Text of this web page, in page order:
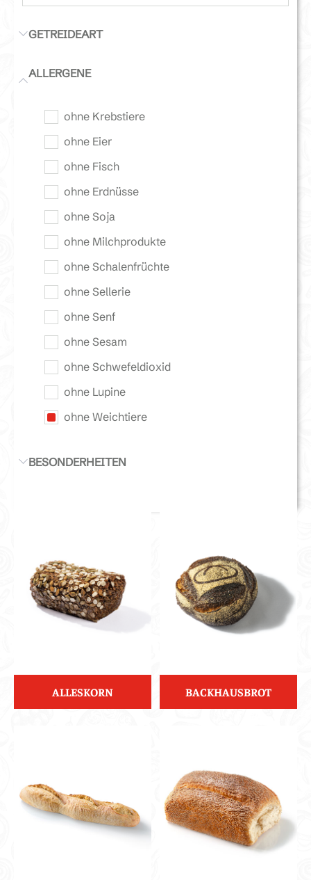
GETREIDEART
ALLERGENE
ohne Krebstiere
ohne Eier
ohne Fisch
ohne Erdnüsse
ohne Soja
ohne Milchprodukte
ohne Schalenfrüchte
ohne Sellerie
ohne Senf
ohne Sesam
ohne Schwefeldioxid
ohne Lupine
ohne Weichtiere
BESONDERHEITEN
ALLESKORN BACKHAUSBROT